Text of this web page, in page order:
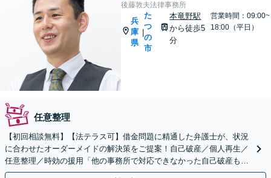
後藤敦夫法律事務所
兵
庫
県
|
た
つ
の
市
本竜野駅
から徒歩5
分
営業時間：09:00~
18:00（平日）
任意整理
【初回相談無料】【法テラス可】借金問題に精通した弁護士が、状況
に合わせたオーダーメイドの解決策をご提案！自己破産／個人再生／
任意整理／時効の援用「他の事務所で対応できなかった自己破産もご
相談ください」時効の援用にも対応【本竜野駅5分】